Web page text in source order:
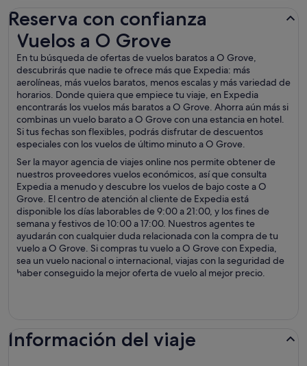
Reserva con confianza
Vuelos a O Grove
En tu búsqueda de ofertas de vuelos baratos a O Grove,
descubrirás que nadie te ofrece más que Expedia: más
aerolíneas, más vuelos baratos, menos escalas y más variedad de
horarios. Donde quiera que empiece tu viaje, en Expedia
encontrarás los vuelos más baratos a O Grove. Ahorra aún más si
combinas un vuelo barato a O Grove con una estancia en hotel.
Si tus fechas son flexibles, podrás disfrutar de descuentos
especiales con los vuelos de último minuto a O Grove.
Ser la mayor agencia de viajes online nos permite obtener de
nuestros proveedores vuelos económicos, así que consulta
Expedia a menudo y descubre los vuelos de bajo coste a O
Grove. El centro de atención al cliente de Expedia está
disponible los días laborables de 9:00 a 21:00, y los fines de
semana y festivos de 10:00 a 17:00. Nuestros agentes te
ayudarán con cualquier duda relacionada con la compra de tu
vuelo a O Grove. Si compras tu vuelo a O Grove con Expedia,
sea un vuelo nacional o internacional, viajas con la seguridad de
haber conseguido la mejor oferta de vuelo al mejor precio.
Vuelos a O Grove
Información del viaje